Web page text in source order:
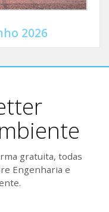
2026
gratuita, todas
Engenharia e